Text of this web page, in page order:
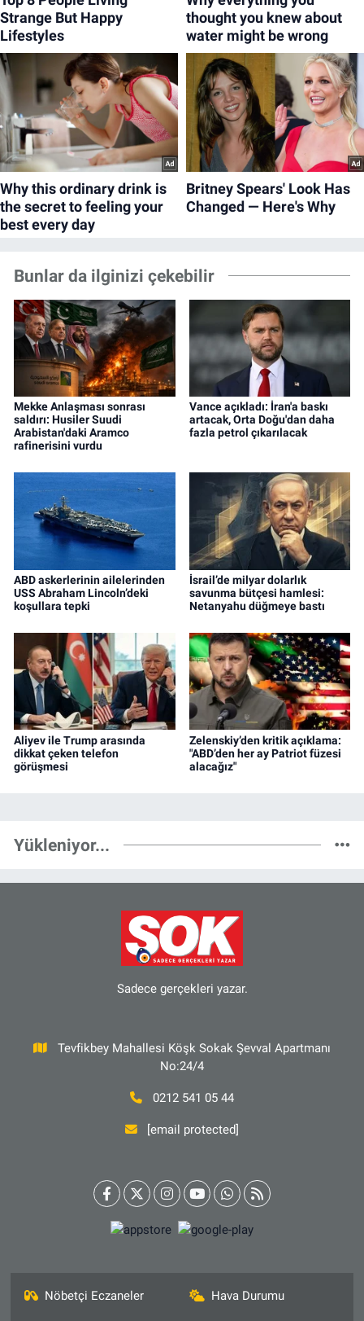
Bunlar da ilginizi çekebilir
Mekke Anlaşması sonrası
saldırı: Husiler Suudi
Arabistan'daki Aramco
rafinerisini vurdu
Vance açıkladı: İran'a baskı
artacak, Orta Doğu'dan daha
fazla petrol çıkarılacak
ABD askerlerinin ailelerinden
USS Abraham Lincoln’deki
koşullara tepki
İsrail’de milyar dolarlık
savunma bütçesi hamlesi:
Netanyahu düğmeye bastı
Aliyev ile Trump arasında
dikkat çeken telefon
görüşmesi
Zelenskiy’den kritik açıklama:
"ABD’den her ay Patriot füzesi
alacağız"
Yükleniyor...
Sadece gerçekleri yazar.
Tevfikbey Mahallesi Köşk Sokak Şevval Apartmanı
No:24/4
0212 541 05 44
[email protected]
Nöbetçi Eczaneler Hava Durumu